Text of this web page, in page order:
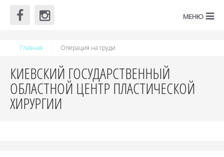
Главная Операция на груди
КИЕВСКИЙ ГОСУДАРСТВЕННЫЙ
ОБЛАСТНОЙ ЦЕНТР ПЛАСТИЧЕСКОЙ
ХИРУРГИИ